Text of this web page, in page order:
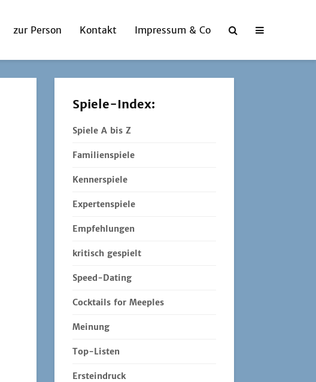
zur Person Kontakt Impressum & Co
Spiele-Index:
Spiele A bis Z
Familienspiele
Kennerspiele
Expertenspiele
Empfehlungen
kritisch gespielt
Speed-Dating
Cocktails for Meeples
Meinung
Top-Listen
Ersteindruck